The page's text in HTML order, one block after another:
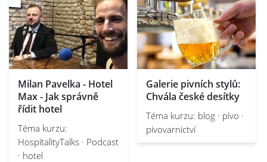
Milan Pavelka - Hotel
Max - Jak správně
řídit hotel
Téma kurzu:
HospitalityTalks · Podcast
· hotel
Galerie pivních stylů:
Chvála české desítky
Téma kurzu: blog · pivo ·
pivovarnictví